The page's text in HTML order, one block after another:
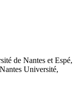
de Nantes et Espé,
Nantes Université,